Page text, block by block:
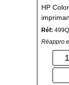
HP
Réf:
Réappro